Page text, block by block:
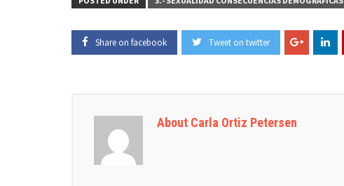
Share on facebook Tweet on twitter
About Carla Ortiz Petersen